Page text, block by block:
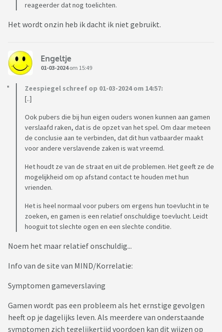
reageerder dat nog toelichten.
Het wordt onzin heb ik dacht ik niet gebruikt.
Engeltje
01-03-2024om 15:49
Zeespiegel schreef op 01-03-2024 om 14:57:
[..]
Ook pubers die bij hun eigen ouders wonen kunnen aan gamen
verslaafd raken, dat is de opzet van het spel. Om daar meteen
de conclusie aan te verbinden, dat dit hun vatbaarder maakt
voor andere verslavende zaken is wat vreemd.
Het houdt ze van de straat en uit de problemen. Het geeft ze de
mogelijkheid om op afstand contact te houden met hun
vrienden.
Het is heel normaal voor pubers om ergens hun toevlucht in te
zoeken, en gamen is een relatief onschuldige toevlucht. Leidt
hooguit tot slechte ogen en een slechte conditie.
Noem het maar relatief onschuldig...
Info van de site van MIND/Korrelatie:
Symptomen gameverslaving
Gamen wordt pas een probleem als het ernstige gevolgen
heeft op je dagelijks leven. Als meerdere van onderstaande
symptomen zich tegelijkertijd voordoen kan dit wijzen op